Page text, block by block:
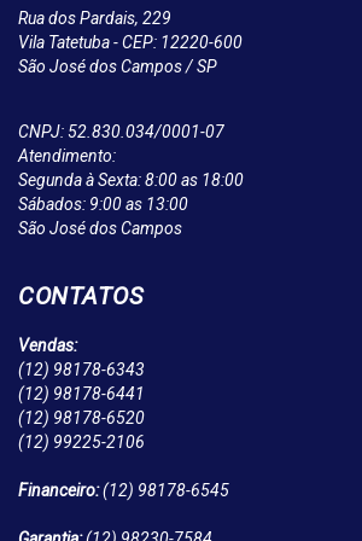
Rua dos Pardais, 229
Vila Tatetuba - CEP: 12220-600
São José dos Campos / SP
CNPJ: 52.830.034/0001-07
Atendimento:
Segunda à Sexta: 8:00 as 18:00
Sábados: 9:00 as 13:00
São José dos Campos
CONTATOS
Vendas:
(12) 98178-6343
(12) 98178-6441
(12) 98178-6520
(12) 99225-2106
Financeiro:(12) 98178-6545